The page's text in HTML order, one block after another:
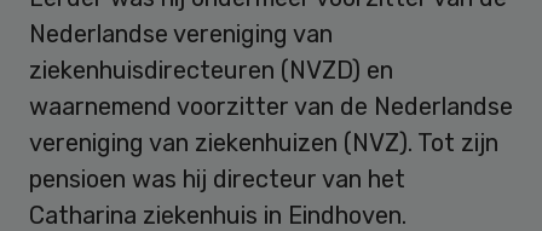
Nederlandse vereniging van
ziekenhuisdirecteuren (NVZD) en
waarnemend voorzitter van de Nederlandse
vereniging van ziekenhuizen (NVZ). Tot zijn
pensioen was hij directeur van het
Catharina ziekenhuis in Eindhoven.